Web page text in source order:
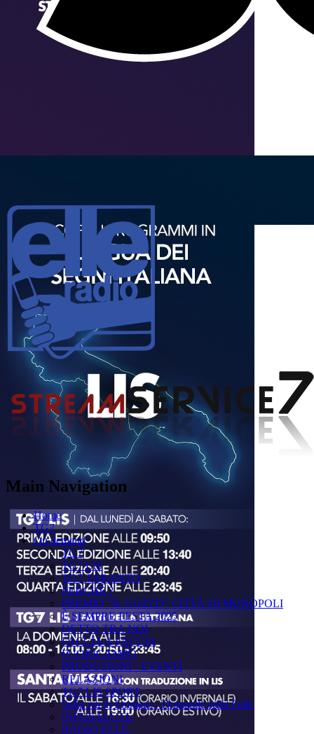
Main Navigation
Home
TG7
On demand
TG7
TG7 LIS
TG7 TARANTO
PERCHÉ ?
PREMIO "IL GOZZO" CITTÀ DI MONOPOLI
È SEMPRE FESTA 2025
DETTO TRA NOI
FACCIA A FACCIA
FUORICAMPO
PRODUZIONI - EVENTI
RELAZIONI
TG7 LIS SPORT
Sulla via di Emmaus - Domande sulla Fede
INFOSALUTE
RADIO ELLE